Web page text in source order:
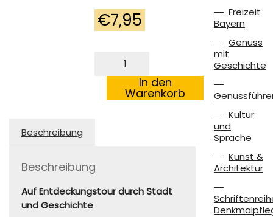
€7,95
WürzburgIn den
Warenkorb
Beschreibung
Beschreibung
Auf Entdeckungstour durch Stadt
und Geschichte
Freizeit
Bayern
Genuss
mit
Geschichte
Kultur
und
Sprache
Kunst &
Architektur